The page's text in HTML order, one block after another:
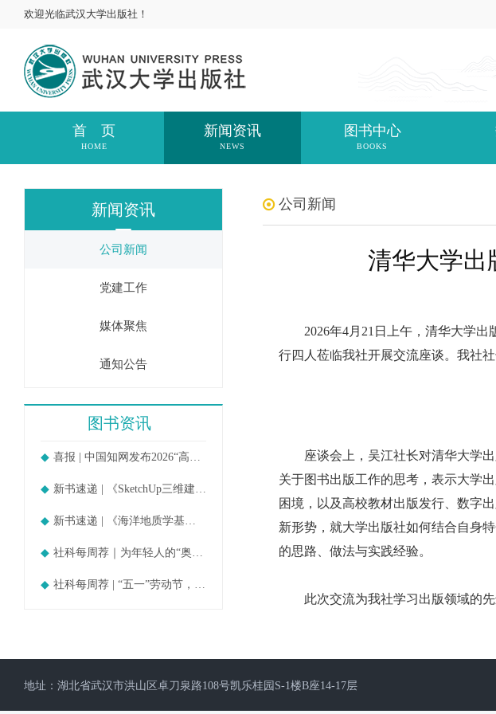
欢迎光临武汉大学出版社！
首 页
HOME
新闻资讯
NEWS
图书中心
BOOKS
新闻资讯
公司新闻
党建工作
媒体聚焦
通知公告
图书资讯
喜报 | 中国知网发布2026“高被引
新书速递 | 《SketchUp三维建模教
新书速递 | 《海洋地质学基础》
社科每周荐｜为年轻人的“奥德赛时期
社科每周荐 | “五一”劳动节，守护
公司新闻
清华大学出
2026年4月21日上午，清华大学出
行四人莅临我社开展交流座谈。我社
座谈会上，吴江社长对清华大学出
关于图书出版工作的思考，表示大学
困境，以及高校教材出版发行、数字
新形势，就大学出版社如何结合自身
的思路、做法与实践经验。
此次交流为我社学习出版领域的先
地址：湖北省武汉市洪山区卓刀泉路108号凯乐桂园S-1楼B座14-17层